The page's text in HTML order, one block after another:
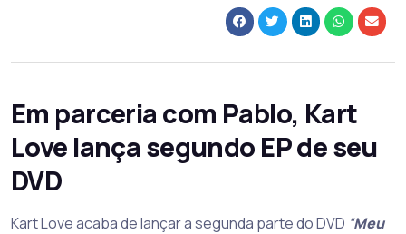
Em parceria com Pablo, Kart
Love lança segundo EP de seu
DVD
Kart Love acaba de lançar a segunda parte do DVD “Meu